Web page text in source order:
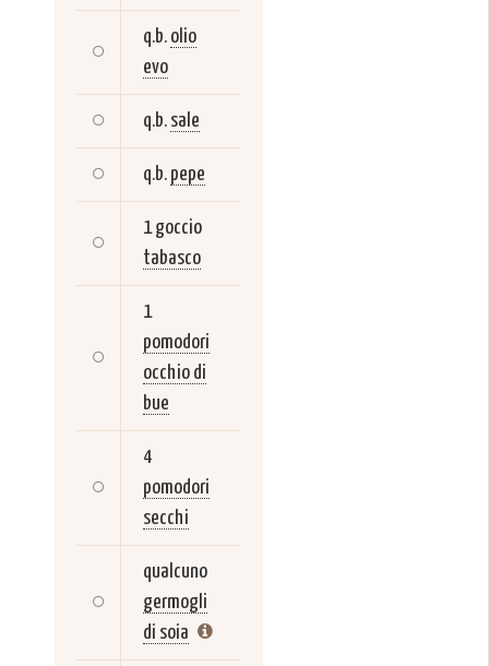
q.b. olio
evo
q.b. sale
q.b. pepe
1 goccio
tabasco
1
pomodori
occhio di
bue
4
pomodori
secchi
qualcuno
germogli
di soia